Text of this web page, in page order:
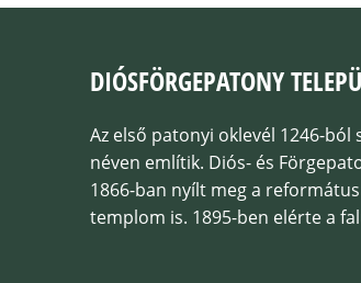
DIÓSFÖRGEPATONY
Az első patonyi oklevél 1246-ból
néven említik. Diós- és
1866-ban nyílt meg a
templom is. 1895-ben elérte a